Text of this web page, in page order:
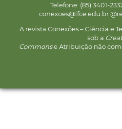
Telefone: (85) 3401-
conexoes@ifce.edu.br
A revista Conexões – Ciência e
sob a
Commonse Atribuição não